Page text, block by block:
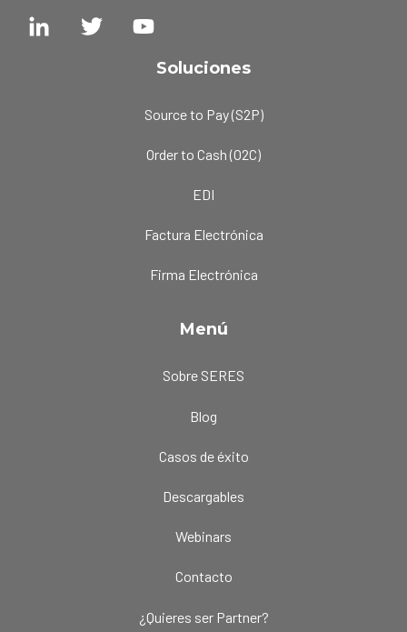
Soluciones
Source to Pay (S2P)
Order to Cash (O2C)
EDI
Factura Electrónica
Firma Electrónica
Menú
Sobre SERES
Blog
Casos de éxito
Descargables
Webinars
Contacto
¿Quieres ser Partner?